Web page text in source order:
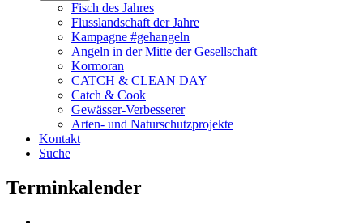
Fisch des Jahres
Flusslandschaft der Jahre
Kampagne #gehangeln
Angeln in der Mitte der Gesellschaft
Kormoran
CATCH & CLEAN DAY
Catch & Cook
Gewässer-Verbesserer
Arten- und Naturschutzprojekte
Kontakt
Suche
Terminkalender